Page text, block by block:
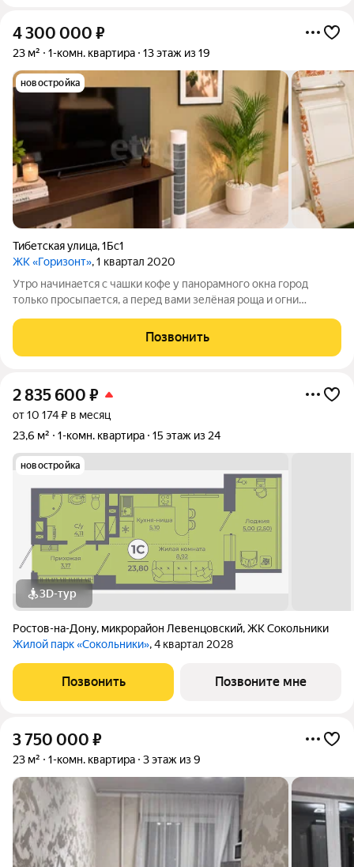
4 300 000 ₽
23 м² 1-комн. квартира 13 этаж из 19
новостройка
Тибетская улица,1Бс1
ЖК «Горизонт», 1 квартал 2020
Утро начинается с чашки кофе у панорамного окна город
только просыпается, а перед вами зелёная роща и огни
что нужно для комфортной жизни, уже рядом. Это не просто
квартира, а образ жизни в
Позвонить
2 835 600 ₽
от 10 174 ₽ в месяц
23,6 м²
1-комн. квартира 15 этаж из 24
новостройка
3D-тур
Ростов-на-Дону, микрорайон Левенцовский,ЖК Сокольники
Жилой парк «Сокольники», 4 квартал 2028
Позвонить Позвоните мне
3 750 000 ₽
23 м² 1-комн. квартира 3 этаж из 9